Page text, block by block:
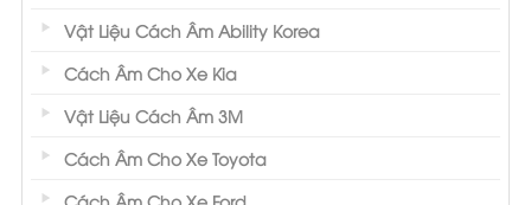
Vật Liệu Cách Âm Ability Korea
Cách Âm Cho Xe Kia
Vật Liệu Cách Âm 3M
Cách Âm Cho Xe Toyota